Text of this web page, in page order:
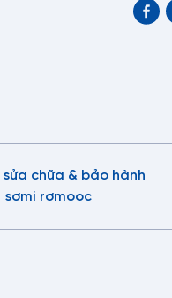
sửa chữa & bảo hành
sơmi rơmooc